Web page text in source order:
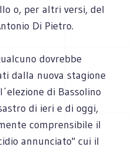
o, per altri versi, del
Di Pietro.
dovrebbe
dalla nuova stagione
di Bassolino
di ieri e di oggi,
comprensibile il
annunciato" cui il